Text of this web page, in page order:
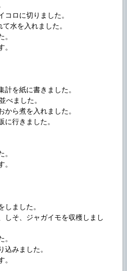
コロに切りました。
水を入れました。
。
を紙に書きました。
べました。
から煮を入れました。
に行きました。
。
しました。
しそ、ジャガイモを収穫しまし
込みました。
。